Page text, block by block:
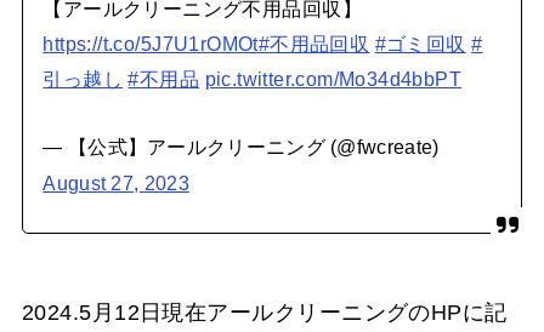
【アールクリーニング不用品回収】
https://t.co/5J7U1rOMOt#不用品回収 #ゴミ回収 #
引っ越し #不用品 pic.twitter.com/Mo34d4bbPT
— 【公式】アールクリーニング (@fwcreate)
August 27, 2023
2024.5月12日現在アールクリーニングのHPに記